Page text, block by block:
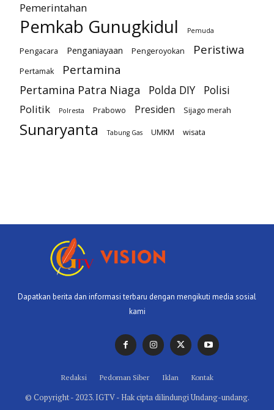
Pemerintahan
Pemkab Gunugkidul Pemuda
Pengacara Penganiayaan Pengeroyokan Peristiwa
Pertamak Pertamina
Pertamina Patra Niaga Polda DIY
Polisi
Politik
Polresta Prabowo Presiden Sijago merah
Sunaryanta Tabung Gas UMKM wisata
Dapatkan berita dan informasi terbaru dengan mengikuti media sosial
kami
Redaksi Pedoman Siber Iklan Kontak
© Copyright - 2023. IGTV - Hak cipta dilindungi Undang-undang.